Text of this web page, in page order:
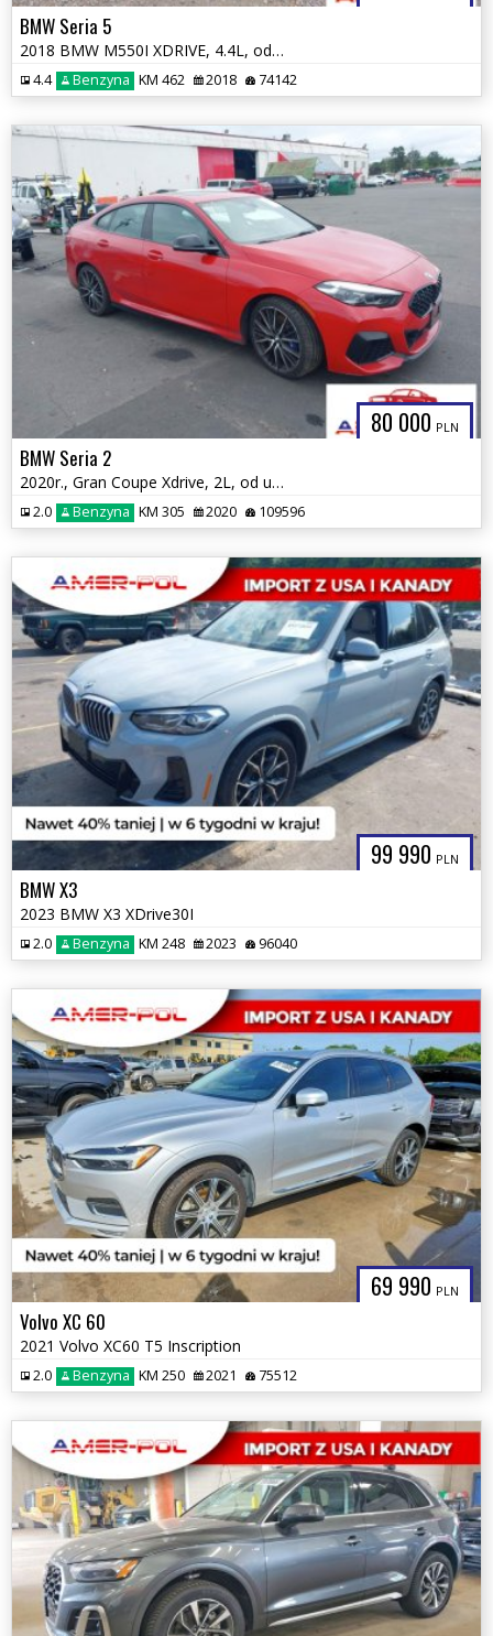
BMW Seria 5
2018 BMW M550I XDRIVE, 4.4L, od ubezpieczalni
4.4 Benzyna KM 462 2018 74142
80 000 PLN
BMW Seria 2
2020r., Gran Coupe Xdrive, 2L, od ubezpieczalni
2.0 Benzyna KM 305 2020 109596
99 990 PLN
BMW X3
2023 BMW X3 XDrive30I
2.0 Benzyna KM 248 2023 96040
69 990 PLN
Volvo XC 60
2021 Volvo XC60 T5 Inscription
2.0 Benzyna KM 250 2021 75512